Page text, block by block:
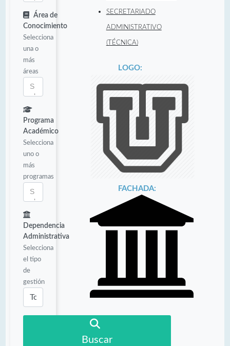
Área de
Conocimiento
Selecciona
una o
más
áreas
Programa
Académico
Selecciona
uno o
más
programas
Dependencia
Administrativa
Selecciona
el tipo
de
gestión
Buscar
SECRETARIADO
ADMINISTRATIVO
(TÉCNICA)
LOGO:
FACHADA: